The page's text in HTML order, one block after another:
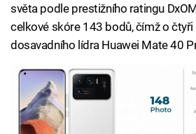
světa podle prestižního ratingu
celkové skóre 143 bodů, čímž o
dosavadního lídra Huawei Mate 40